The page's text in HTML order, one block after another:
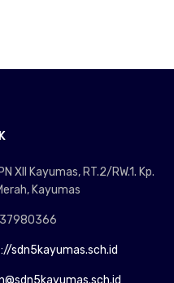
XII Kayumas, RT.2/RW.1. Kp.
Kayumas
sdn5kayumas.sch.id